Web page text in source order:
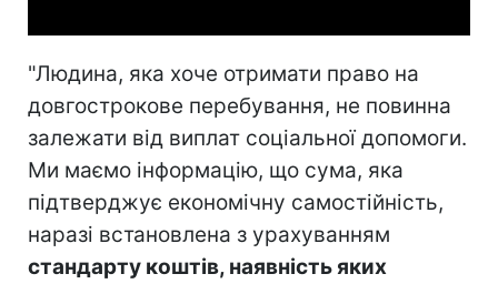
"Людина, яка хоче отримати право на
довгострокове перебування, не повинна
залежати від виплат соціальної допомоги.
Ми маємо інформацію, що сума, яка
підтверджує економічну самостійність,
наразі встановлена з урахуванням
стандарту коштів, наявність яких